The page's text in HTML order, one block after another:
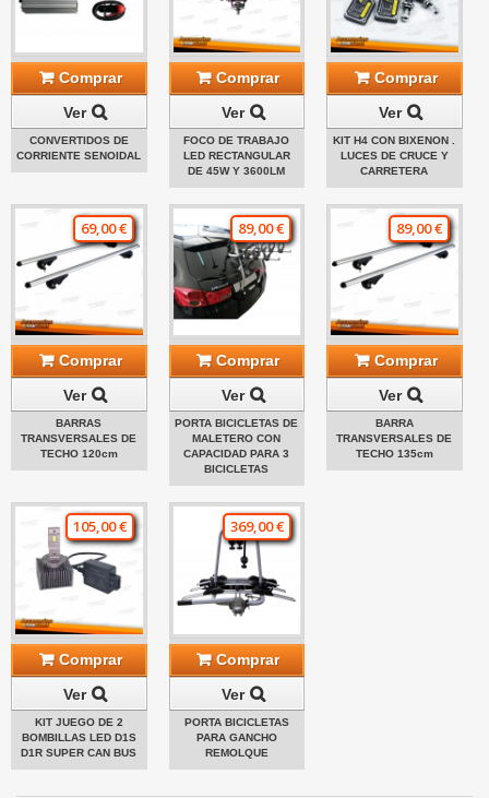
Comprar
Ver
CONVERTIDOS DE
CORRIENTE SENOIDAL
Comprar
Ver
FOCO DE TRABAJO
LED RECTANGULAR
DE 45W Y 3600LM
Comprar
Ver
KIT H4 CON BIXENON .
LUCES DE CRUCE Y
CARRETERA
69,00 €
Comprar
Ver
BARRAS
TRANSVERSALES DE
TECHO 120cm
89,00 €
Comprar
Ver
PORTA BICICLETAS DE
MALETERO CON
CAPACIDAD PARA 3
BICICLETAS
89,00 €
Comprar
Ver
BARRA
TRANSVERSALES DE
TECHO 135cm
105,00 €
Comprar
Ver
KIT JUEGO DE 2
BOMBILLAS LED D1S
D1R SUPER CAN BUS
369,00 €
Comprar
Ver
PORTA BICICLETAS
PARA GANCHO
REMOLQUE